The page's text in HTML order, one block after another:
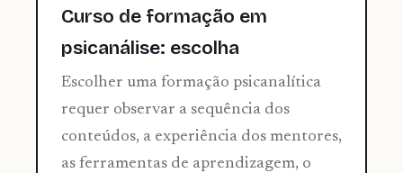
Curso de formação em
psicanálise: escolha
Escolher uma formação psicanalítica
requer observar a sequência dos
conteúdos, a experiência dos mentores,
as ferramentas de aprendizagem, o